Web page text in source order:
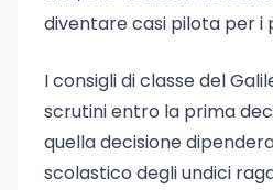
diventare casi pilota per i
I consigli di classe del
scrutini entro la prima
quella decisione
scolastico degli undici